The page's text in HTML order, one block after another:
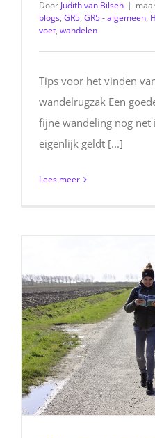
Door Judith van Bilsen |
blogs, GR5, GR5 - algemeen,
voet, wandelen
Tips voor het vinden
wandelrugzak Een
fijne wandeling nog
eigenlijk geldt [...]
Lees meer